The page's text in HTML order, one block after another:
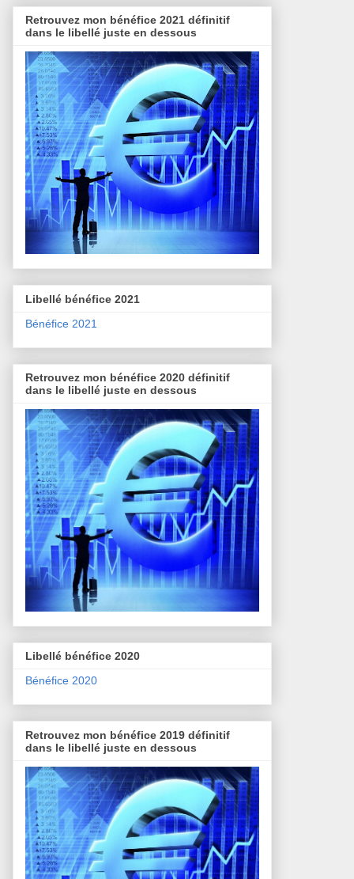
Retrouvez mon bénéfice 2021 définitif
dans le libellé juste en dessous
Libellé bénéfice 2021
Bénéfice 2021
Retrouvez mon bénéfice 2020 définitif
dans le libellé juste en dessous
Libellé bénéfice 2020
Bénéfice 2020
Retrouvez mon bénéfice 2019 définitif
dans le libellé juste en dessous